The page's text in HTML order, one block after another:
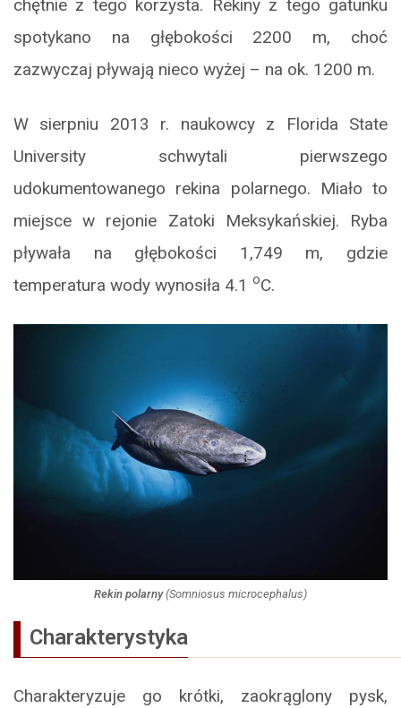
chętnie z tego korzysta. Rekiny z tego gatunku
spotykano na głębokości 2200 m, choć
zazwyczaj pływają nieco wyżej – na ok. 1200 m.
W sierpniu 2013 r. naukowcy z Florida State
University schwytali pierwszego
udokumentowanego rekina polarnego. Miało to
miejsce w rejonie Zatoki Meksykańskiej. Ryba
pływała na głębokości 1,749 m, gdzie
temperatura wody wynosiła 4.1 oC.
Rekin polarny(Somniosus microcephalus)
Charakterystyka
Charakteryzuje go krótki, zaokrąglony pysk,